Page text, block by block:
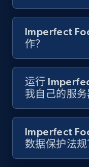
Youtube -
youtube videos
URL, Title,
Video length,
8K+
Youtube -
channel URL
URL, Title,
Imperfect
作？
运行
我自己的服务
Imperfect
数据保护法规